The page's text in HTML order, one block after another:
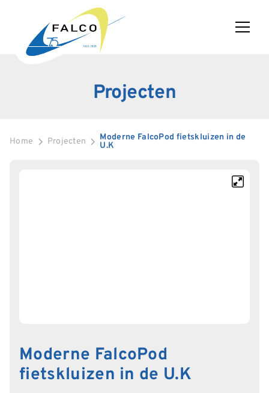
Projecten
Home Projecten
Moderne FalcoPod fietskluizen in de
U.K
Moderne FalcoPod
fietskluizen in de U.K